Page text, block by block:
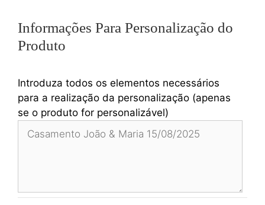
Informações Para Personalização do
Produto
Introduza todos os elementos necessários
para a realização da personalização (apenas
se o produto for personalizável)